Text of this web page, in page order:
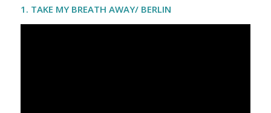
1. TAKE MY BREATH AWAY/ BERLIN